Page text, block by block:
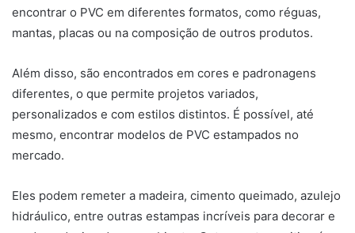
encontrar o PVC em diferentes formatos, como réguas,
mantas, placas ou na composição de outros produtos.
Além disso, são encontrados em cores e padronagens
diferentes, o que permite projetos variados,
personalizados e com estilos distintos. É possível, até
mesmo, encontrar modelos de PVC estampados no
mercado.
Eles podem remeter a madeira, cimento queimado, azulejo
hidráulico, entre outras estampas incríveis para decorar e